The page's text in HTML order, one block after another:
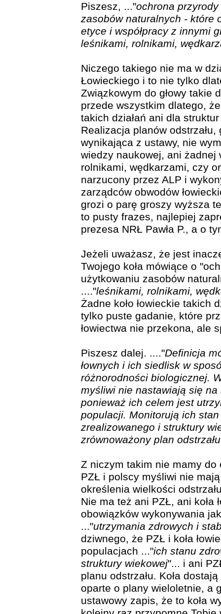
Piszesz, ..."ochrona
zasobów naturalnych - które
etyce i współpracy z innymi
leśnikami, rolnikami,
Niczego takiego nie ma w
Łowieckiego i to nie tylko
Związkowym do głowy takie
przede wszystkim dlatego,
takich działań ani dla
Realizacja planów odstrzału,
wynikająca z ustawy, nie
wiedzy naukowej, ani żadnej
rolnikami, wędkarzami, czy
narzucony przez ALP i
zarządców obwodów
grozi o parę groszy wyższa
to pusty frazes, najlepiej
prezesa NRŁ Pawła P., a o
Jeżeli uważasz, że jest
Twojego koła mówiące o
użytkowaniu zasobów
...."leśnikami, rolnikami,
Żadne koło łowieckie takich
tylko puste gadanie, które
łowiectwa nie przekona, ale
Piszesz dalej. ...."Definicja
łownych i ich siedlisk w
różnorodności biologicznej.
myśliwi nie nastawiają się
ponieważ ich celem jest
populacji. Monitorują ich
zrealizowanego i struktury
zrównoważony plan
Z niczym takim nie mamy do
PZŁ i polscy myśliwi nie
określenia wielkości
Nie ma też ani PZŁ, ani koła
obowiązków wykonywania
..."utrzymania zdrowych i
dziwnego, że PZŁ i koła
populacjach ..."ich stanu
struktury wiekowej"... i ani
planu odstrzału. Koła
oparte o plany wieloletnie, a
ustawowy zapis, że to koła